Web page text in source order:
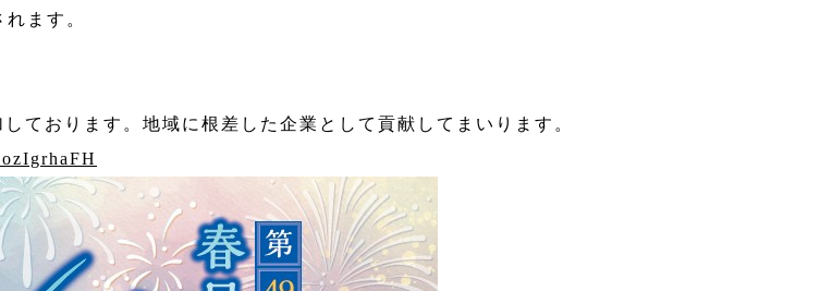
ます。
ております。地域に根差した企業として貢献してまいります。